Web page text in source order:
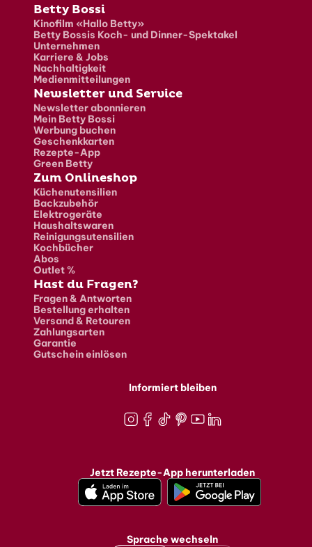
Fusszeile
Betty Bossi
Kinofilm «Hallo Betty»
Betty Bossis Koch- und Dinner-Spektakel
Unternehmen
Karriere & Jobs
Nachhaltigkeit
Medienmitteilungen
Newsletter und Service
Newsletter abonnieren
Mein Betty Bossi
Werbung buchen
Geschenkkarten
Rezepte-App
Green Betty
Zum Onlineshop
Küchenutensilien
Backzubehör
Elektrogeräte
Haushaltswaren
Reinigungsutensilien
Kochbücher
Abos
Outlet %
Hast du Fragen?
Fragen & Antworten
Bestellung erhalten
Versand & Retouren
Zahlungsarten
Garantie
Gutschein einlösen
Informiert bleiben
Jetzt Rezepte-App herunterladen
Sprache wechseln